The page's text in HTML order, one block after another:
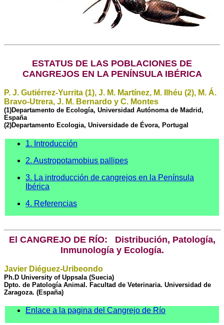
ESTATUS DE LAS POBLACIONES DE
CANGREJOS EN LA PENÍNSULA IBÉRICA
P. J. Gutiérrez-Yurrita (1), J. M. Martínez, M. Ilhéu (2), M. Á.
Bravo-Utrera, J. M. Bernardo y C. Montes
(1)Departamento de Ecología, Universidad Autónoma de Madrid,
España
(2)Departamento Ecologia, Universidade de Évora, Portugal
1. Introducción
2. Austropotamobius pallipes
3. La introducción de cangrejos en la Península
Ibérica
4. Referencias
El CANGREJO DE RÍO: Distribución, Patología,
Inmunología y Ecología.
Javier Diéguez-Uribeondo
Ph.D University of Uppsala (Suecia)
Dpto. de Patología Animal. Facultad de Veterinaria. Universidad de
Zaragoza. (España)
Enlace a la pagina del Cangrejo de Río